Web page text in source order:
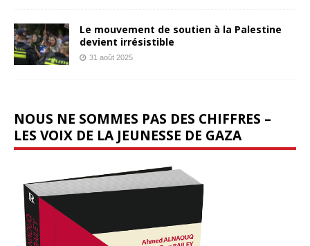
Le mouvement de soutien à la Palestine
devient irrésistible
31 août 2025
NOUS NE SOMMES PAS DES CHIFFRES –
LES VOIX DE LA JEUNESSE DE GAZA